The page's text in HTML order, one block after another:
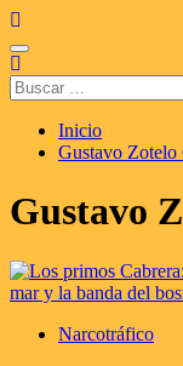
Saltar
al
contenido
Menú
principal
Buscar:
Inicio
Gustavo Zotelo
Gustavo
Narcotráfico